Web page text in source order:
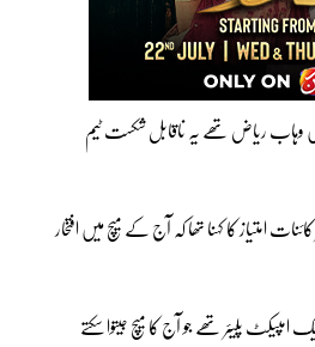
وہاب ریاض تھے یہ ناقابل شکست ٹیم
امتیاز کا کہنا تھا کہ آج کے میچ میں افتخار
امپیکٹ پلیئر تھے جو آج کا میچ جیتوا سکتے